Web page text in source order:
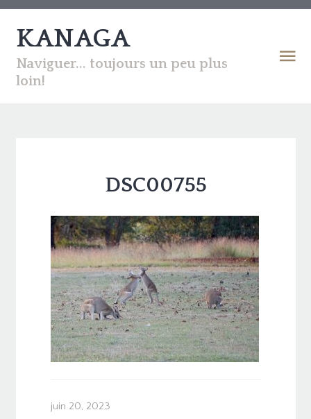
KANAGA
Naviguer... toujours un peu plus
loin!
DSC00755
juin 20, 2023